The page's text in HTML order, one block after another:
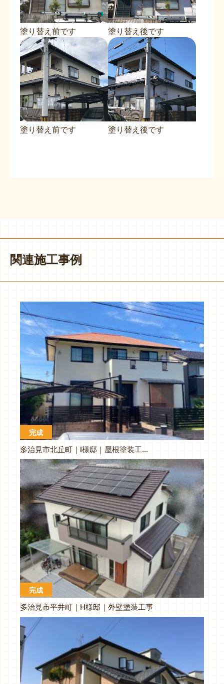
塗り替え前です 塗り替え後です
塗り替え前です 塗り替え後です
関連施工事例
完成
多治見市北丘町｜I様邸｜屋根塗装工事・外壁塗装工事
完成
多治見市平井町｜H様邸｜外壁塗装工事